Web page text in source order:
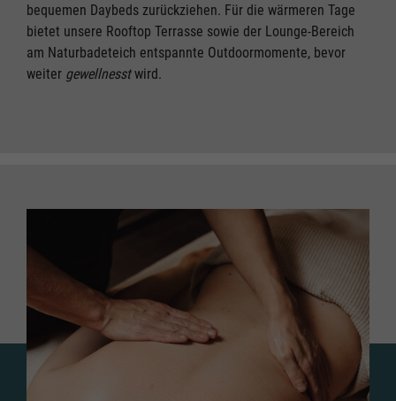
bequemen Daybeds zurückziehen. Für die wärmeren Tage
bietet unsere Rooftop Terrasse sowie der Lounge-Bereich
am Naturbadeteich entspannte Outdoormomente, bevor
weiter gewellnesstwird.